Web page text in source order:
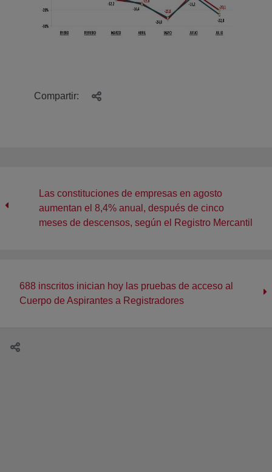
Compartir:
Las constituciones de empresas en agosto
aumentan el 8,4% anual, después de cinco
meses de descensos, según el Registro Mercantil
688 inscritos inician hoy las pruebas de acceso al
Cuerpo de Aspirantes a Registradores